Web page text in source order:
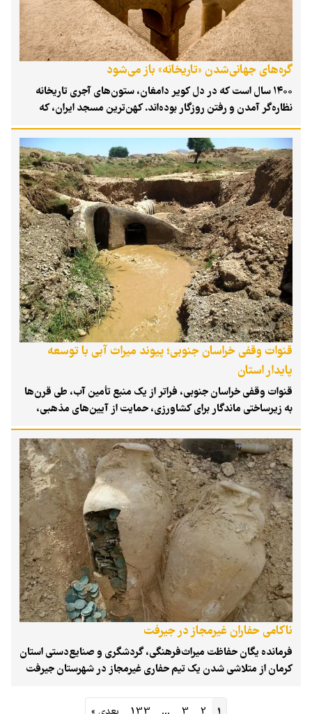
گره‌های جهانی‌شدن «تاریخانه» باز می‌شود
۱۴۰۰ سال است که در دل کویر دامغان، ستون‌های آجری تاریخانه
نظاره‌گر آمدن و رفتن روزگار بوده‌اند. کهن‌ترین مسجد ایران، که
روزگاری بر بقایای آتشکده‌ای ساسانی ساخته شد، این روزها در تدارک
بزرگ‌ترین رویداد تاریخی خود پس از قرن‌هاست: ثبت در فهرست
میراث جهانی یونسکو. تخریب طبقات مازاد یک ساختمان مزاحم و آغاز
عملیات جابه‌جایی نمازخانه‌ای که نیم‌قرن پیش بر پیکره این اثر
تاریخی ساخته شده، نوید آن را می‌دهد که پس از سال‌ها کشمکش،
گره‌های کور این پرونده در حال گشوده‌شدن است. اما آیا این پایان
ماجراست یا هنوز چالش‌هایی در راه جهانی‌شدن این گنجینه کهن
وجود دارد؟
قنوات وقفی خراسان جنوبی؛ پیوند میراث آبی با توسعه
پایدار استان
قنوات وقفی خراسان جنوبی، فراتر از یک منبع تأمین آب، طی قرن‌ها
به زیرساختی ماندگار برای کشاورزی، حمایت از آیین‌های مذهبی،
حفظ بناهای تاریخی و کمک به اقشار نیازمند تبدیل شده‌اند؛ ظرفیتی
که همچنان در توسعه پایدار استان نقش‌آفرین است.
ناکامی حفاران غیرمجاز در جیرفت
فرمانده یگان حفاظت میراث‌فرهنگی، گردشگری و صنایع‌دستی استان
کرمان از متلاشی شدن یک تیم حفاری غیرمجاز در شهرستان جیرفت
نیروهای یگان حفاظت انجام شد، متخلفان پیش از دستیابی به اهداف